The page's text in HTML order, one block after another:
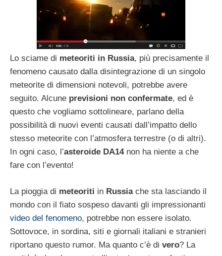
Lo sciame di meteoriti in Russia, più precisamente il
fenomeno causato dalla disintegrazione di un singolo
meteorite di dimensioni notevoli, potrebbe avere
seguito. Alcune previsioni non confermate, ed è
questo che vogliamo sottolineare, parlano della
possibilità di nuovi eventi causati dall’impatto dello
stesso meteorite con l’atmosfera terrestre (o di altri).
In ogni caso, l’asteroide DA14non ha niente a che
fare con l’evento!
La pioggia di meteoriti in Russiache sta lasciando il
mondo con il fiato sospeso davanti gli impressionanti
video del fenomeno, potrebbe non essere isolato.
Sottovoce, in sordina, siti e giornali italiani e stranieri
riportano questo rumor. Ma quanto c’è di vero? La